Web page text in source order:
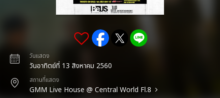
วันแสดง
วันอาทิตย์ที่ 13 สิงหาคม 2560
สถานที่แสดง
GMM Live House @ Central World Fl.8